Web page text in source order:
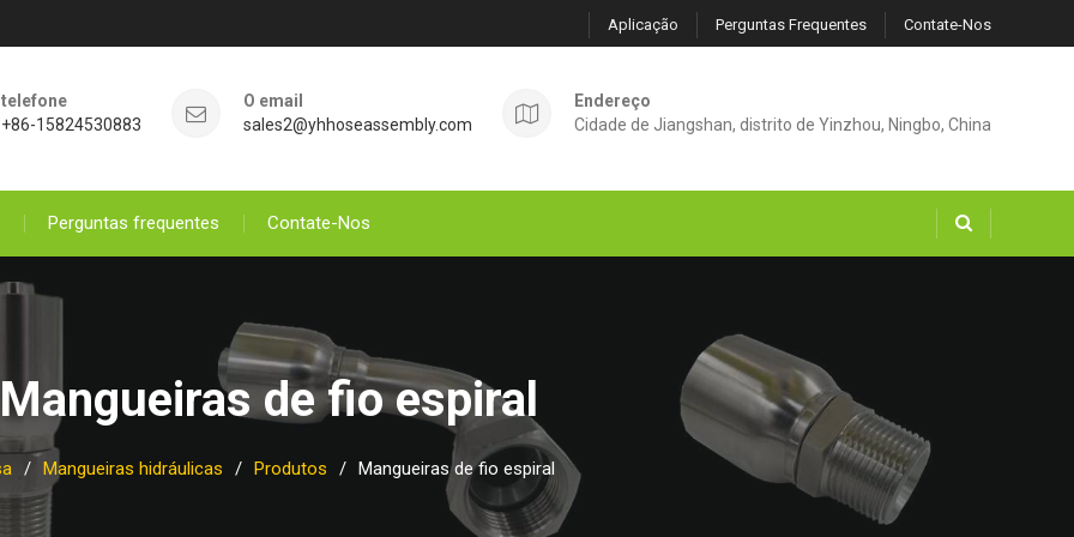
Aplicação Perguntas Frequentes Contate-Nos
telefone
+86-15824530883
O email
sales2@yhhoseassembly.com
Endereço
Cidade de Jiangshan, distrito de Yinzhou, Ningbo, China
Perguntas frequentes Contate-Nos
Mangueiras de fio espiral
Mangueiras hidráulicas Produtos Mangueiras de fio espiral